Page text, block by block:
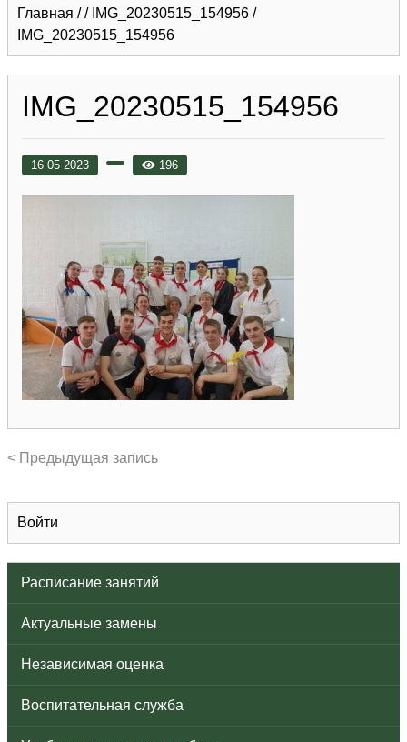
Войти
Расписание занятий
Актуальные замены
Независимая оценка
Воспитательная служба
Главная // IMG_20230515_154956 /
IMG_20230515_154956
IMG_20230515_154956
16 05 2023 196
< Предыдущая запись